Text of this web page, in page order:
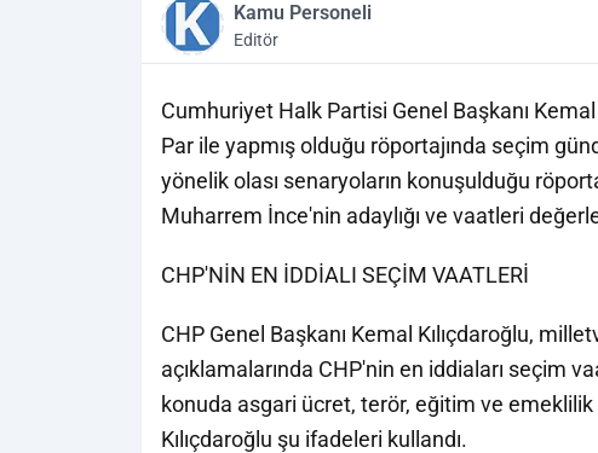
Kamu Personeli
Editör
Cumhuriyet Halk Partisi Genel Başkanı
Par ile yapmış olduğu röportajında seçim
yönelik olası senaryoların konuşulduğu
Muharrem İnce'nin adaylığı ve vaatleri
CHP'NİN EN İDDİALI SEÇİM VAATLERİ
CHP Genel Başkanı Kemal Kılıçdaroğlu,
açıklamalarında CHP'nin en iddiaları seçim
konuda asgari ücret, terör, eğitim ve
Kılıçdaroğlu şu ifadeleri kullandı.